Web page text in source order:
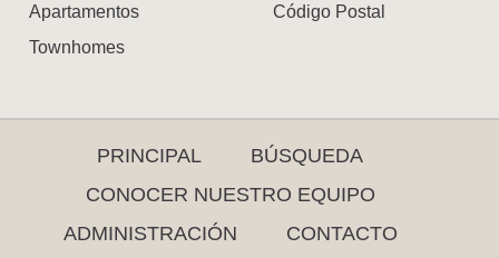
Apartamentos
Townhomes
Código Postal
PRINCIPAL
BÚSQUEDA
CONOCER NUESTRO EQUIPO
ADMINISTRACIÓN
CONTACTO